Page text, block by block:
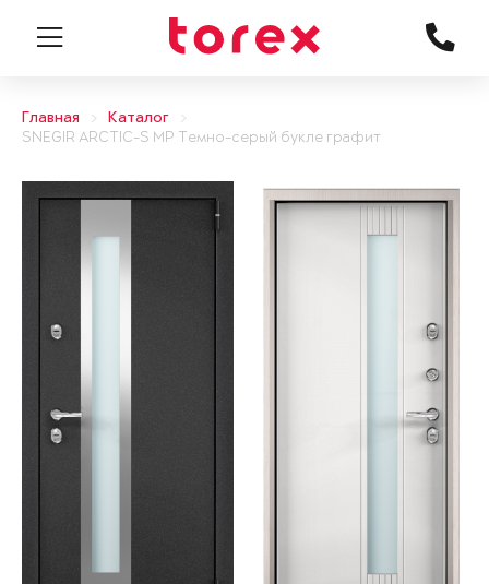
Главная
Каталог
SNEGIR ARCTIC-S MP Темно-серый букле графит